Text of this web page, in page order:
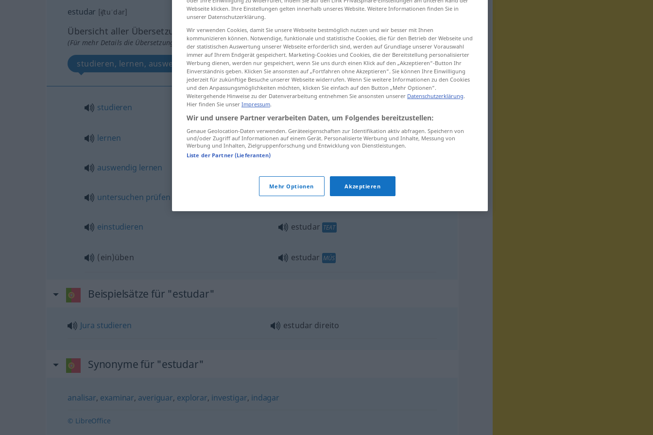
estudar [ɨʃtuˈdar]
Übersicht aller Übersetzungen
(Für mehr Details die Übersetzung anklicken/antippen)
studieren, lernen, auswendig lernen, untersuchen prüfen einstudieren, einüben
studieren
lernen estudar lição vocábulos
auswendig lernen
untersuchen prüfen estudar(≈ controlar)
einstudieren estudar TEAT
(ein)üben estudar MÚS
Beispielsätze für "estudar"
Jura studieren estudar direito
Synonyme für "estudar"
analisar, examinar, averiguar, explorar, investigar, indagar
© LibreOffice
Webseite klicken. Ihre Einstellungen gelten innerhalb unseres Website. Weitere Informationen finden Sie in
unserer Datenschutzerklärung.
Wir verwenden Cookies, damit Sie unsere Webseite bestmöglich nutzen und wir besser mit Ihnen
kommunizieren können. Notwendige, funktionale und statistische Cookies, die für den Betrieb der Webseite und
der statistischen Auswertung unserer Webseite erforderlich sind, werden auf Grundlage unserer Vorauswahl
immer auf Ihrem Endgerät gespeichert. Marketing-Cookies und Cookies, die der Bereitstellung personalisierter
Werbung dienen, werden nur gespeichert, wenn Sie uns durch einen Klick auf den „Akzeptieren“-Button Ihr
Einverständnis geben. Klicken Sie ansonsten auf „Fortfahren ohne Akzeptieren“. Sie können Ihre Einwilligung
jederzeit für zukünftige Besuche unserer Webseite widerrufen. Wenn Sie weitere Informationen zu den Cookies
und den Anpassungsmöglichkeiten möchten, klicken Sie einfach auf den Button „Mehr Optionen“.
Weitergehende Hinweise zu der Datenverarbeitung entnehmen Sie ansonsten unserer Datenschutzerklärung.
Hier finden Sie unser Impressum.
Wir und unsere Partner verarbeiten Daten, um Folgendes bereitzustellen:
Genaue Geolocation-Daten verwenden. Geräteeigenschaften zur Identifikation aktiv abfragen. Speichern von
und/oder Zugriff auf Informationen auf einem Gerät. Personalisierte Werbung und Inhalte, Messung von
Werbung und Inhalten, Zielgruppenforschung und Entwicklung von Dienstleistungen.
Liste der Partner (Lieferanten)
Mehr Optionen Akzeptieren